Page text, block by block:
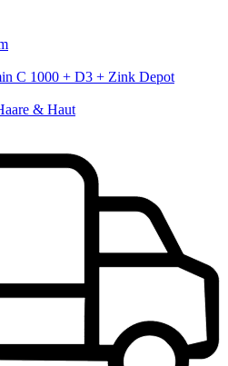
C 1000 + D3 + Zink Depot
& Haut